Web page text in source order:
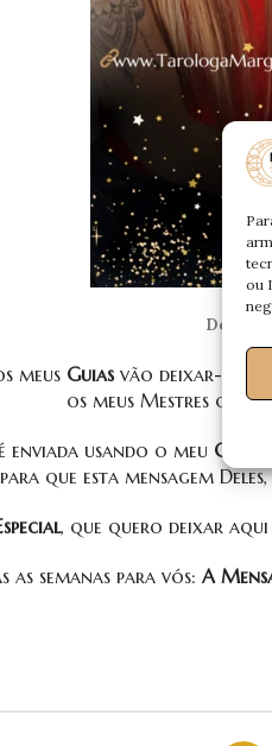
ou
meus Guiasvão deixar-vos
os meus Mestres que
enviada usando o meu Canal
para que esta mensagem
, que quero deixar aqui
as semanas para vós: A